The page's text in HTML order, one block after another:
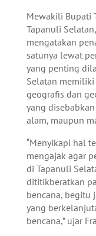
Mewakili Bupati
Tapanuli
mengatakan
satunya lewat
yang penting
Selatan
geografis dan
yang
alam, maupun
“Menyikapi hal
mengajak agar
di Tapanuli
dititikberatkan
bencana, begitu
yang
bencana,” ujar